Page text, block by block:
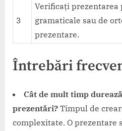
3
Verificați
gramaticale sau de
prezentare.
Întrebări
Cât de mult timp
prezentări? Timpul de
complexitate. O prezentare